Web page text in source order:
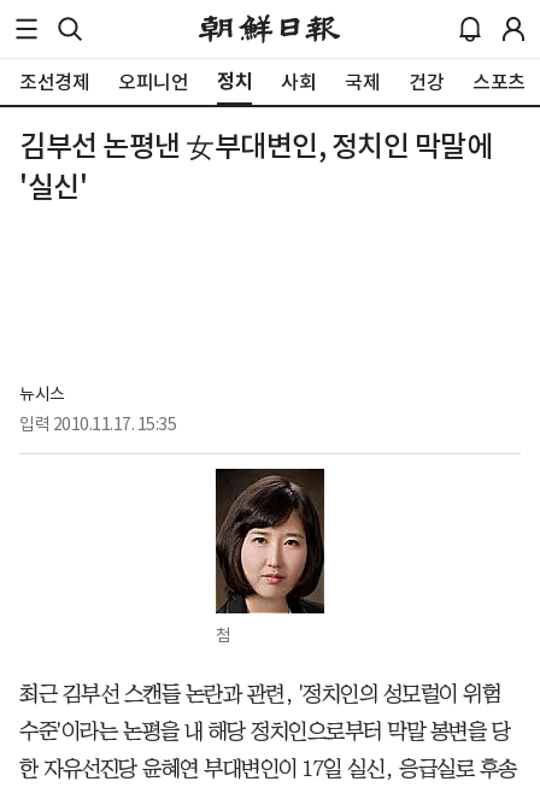
조선경제 오피니언 정치 사회 국제 건강 스포츠
김부선 논평낸 女부대변인, 정치인 막말에
'실신'
뉴시스
입력 2010.11.17. 15:35
첨
최근 김부선 스캔들 논란과 관련, '정치인의 성모럴이 위험
수준'이라는 논평을 내 해당 정치인으로부터 막말 봉변을 당
한 자유선진당 윤혜연 부대변인이 17일 실신, 응급실로 후송